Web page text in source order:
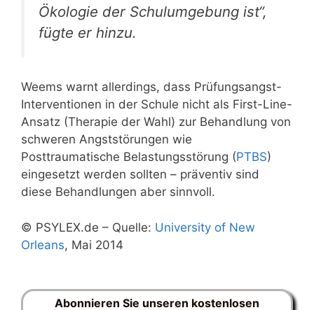
Ökologie der Schulumgebung ist“,
fügte er hinzu.
Weems warnt allerdings, dass Prüfungsangst-
Interventionen in der Schule nicht als First-Line-
Ansatz (Therapie der Wahl) zur Behandlung von
schweren Angststörungen wie
Posttraumatische Belastungsstörung (PTBS)
eingesetzt werden sollten – präventiv sind
diese Behandlungen aber sinnvoll.
© PSYLEX.de – Quelle: University of New
Orleans, Mai 2014
Abonnieren Sie unseren kostenlosen